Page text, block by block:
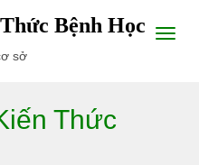
Bệnh Học
sở
Thức